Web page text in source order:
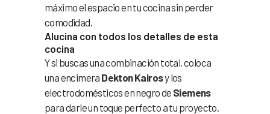
máximo el espacio en tu cocina sin perder
comodidad.
Alucina con todos los detalles de esta
cocina
Y si buscas una combinación total, coloca
una encimera Dekton Kairosy los
electrodomésticos en negro de Siemens
para darle un toque perfecto a tu proyecto.